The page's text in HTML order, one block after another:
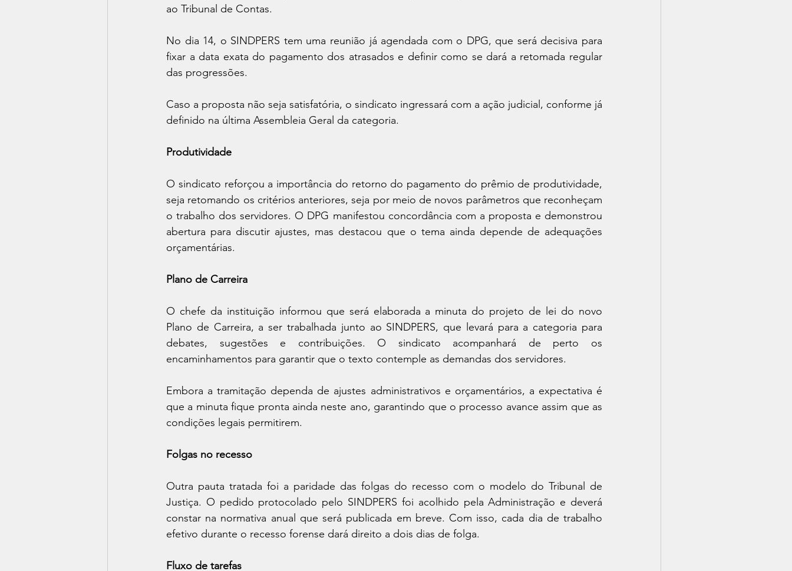
ao Tribunal de Contas.
No dia 14, o SINDPERS tem uma reunião já agendada com o DPG, que será decisiva para
fixar a data exata do pagamento dos atrasados e definir como se dará a retomada regular
das progressões.
Caso a proposta não seja satisfatória, o sindicato ingressará com a ação judicial, conforme já
definido na última Assembleia Geral da categoria.
Produtividade
O sindicato reforçou a importância do retorno do pagamento do prêmio de produtividade,
seja retomando os critérios anteriores, seja por meio de novos parâmetros que reconheçam
o trabalho dos servidores. O DPG manifestou concordância com a proposta e demonstrou
abertura para discutir ajustes, mas destacou que o tema ainda depende de adequações
orçamentárias.
Plano de Carreira
O chefe da instituição informou que será elaborada a minuta do projeto de lei do novo
Plano de Carreira, a ser trabalhada junto ao SINDPERS, que levará para a categoria para
debates, sugestões e contribuições. O sindicato acompanhará de perto os
encaminhamentos para garantir que o texto contemple as demandas dos servidores.
Embora a tramitação dependa de ajustes administrativos e orçamentários, a expectativa é
que a minuta fique pronta ainda neste ano, garantindo que o processo avance assim que as
condições legais permitirem.
Folgas no recesso
Outra pauta tratada foi a paridade das folgas do recesso com o modelo do Tribunal de
Justiça. O pedido protocolado pelo SINDPERS foi acolhido pela Administração e deverá
constar na normativa anual que será publicada em breve. Com isso, cada dia de trabalho
efetivo durante o recesso forense dará direito a dois dias de folga.
Fluxo de tarefas